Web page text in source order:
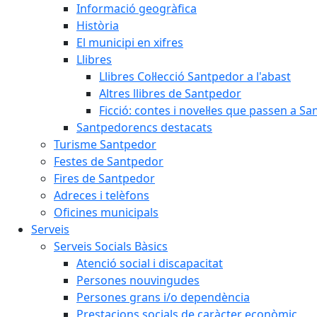
Informació geogràfica
Història
El municipi en xifres
Llibres
Llibres Col·lecció Santpedor a l'abast
Altres llibres de Santpedor
Ficció: contes i novel·les que passen a
Santpedorencs destacats
Turisme Santpedor
Festes de Santpedor
Fires de Santpedor
Adreces i telèfons
Oficines municipals
Serveis
Serveis Socials Bàsics
Atenció social i discapacitat
Persones nouvingudes
Persones grans i/o dependència